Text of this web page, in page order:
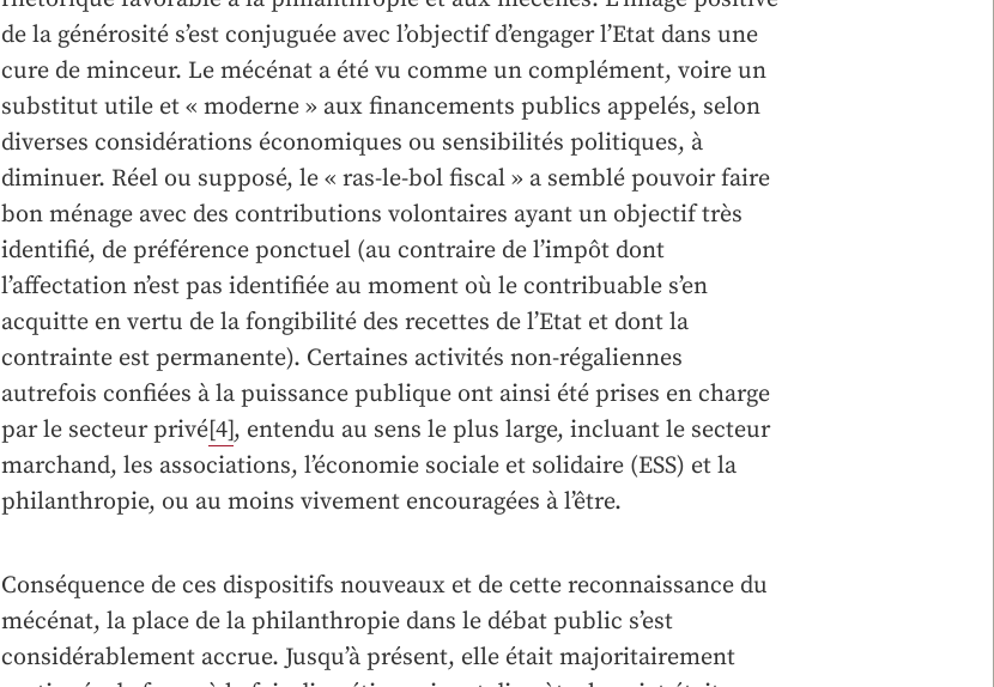
de la générosité s’est conjuguée avec l’objectif d’engager l’Etat dans une
cure de minceur. Le mécénat a été vu comme un complément, voire un
substitut utile et « moderne » aux financements publics appelés, selon
diverses considérations économiques ou sensibilités politiques, à
diminuer. Réel ou supposé, le « ras-le-bol fiscal » a semblé pouvoir faire
bon ménage avec des contributions volontaires ayant un objectif très
identifié, de préférence ponctuel (au contraire de l’impôt dont
l’affectation n’est pas identifiée au moment où le contribuable s’en
acquitte en vertu de la fongibilité des recettes de l’Etat et dont la
contrainte est permanente). Certaines activités non-régaliennes
autrefois confiées à la puissance publique ont ainsi été prises en charge
par le secteur privé[4], entendu au sens le plus large, incluant le secteur
marchand, les associations, l’économie sociale et solidaire (ESS) et la
philanthropie, ou au moins vivement encouragées à l’être.
Conséquence de ces dispositifs nouveaux et de cette reconnaissance du
mécénat, la place de la philanthropie dans le débat public s’est
considérablement accrue. Jusqu’à présent, elle était majoritairement